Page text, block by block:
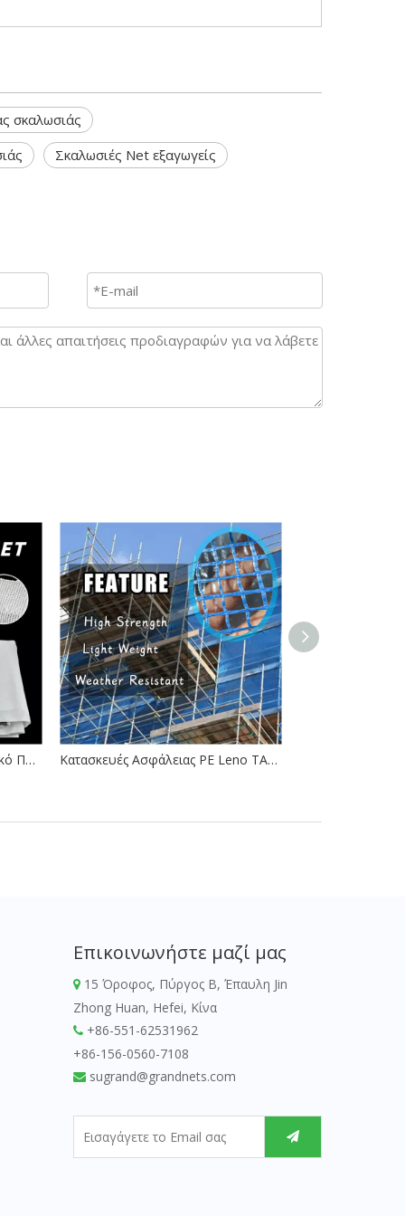
σκαλωσιάς
Σκαλωσιές Net εξαγωγείς
Κίνα Εργοστάσιο Επαγγελματικό Προμηθευτικό Κτίριο Κτίριο Ασφαλείας Ασφαλείας Κατασκευές Ασφάλειας PE Leno TARP Σκαστοκύτταρα Φύλλα βαρέως τύπου πυρκαγιάς
Επικοινωνήστε μαζί μας
15 Όροφος, Πύργος Β, Έπαυλη Jin
Zhong Huan, Hefei, Κίνα
+86-551-62531962
+86-156-0560-7108
 sugrand@grandnets.com